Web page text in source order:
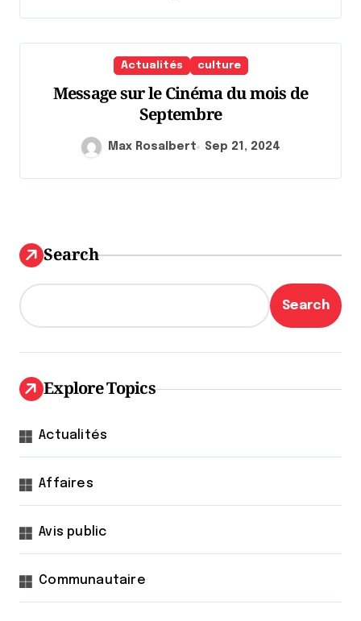
Actualités culture
Message sur le Cinéma du mois de
Septembre
Max Rosalbert Sep 21, 2024
Search
Search
Explore Topics
Actualités
Affaires
Avis public
Communautaire